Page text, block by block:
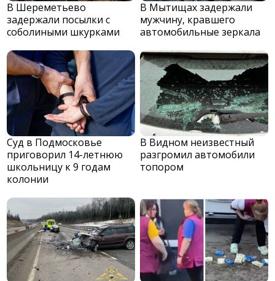
В Шереметьево
задержали посылки с
соболиными шкурками
В Мытищах задержали
мужчину, кравшего
автомобильные зеркала
Суд в Подмосковье
приговорил 14-летнюю
школьницу к 9 годам
колонии
В Видном неизвестный
разгромил автомобили
топором